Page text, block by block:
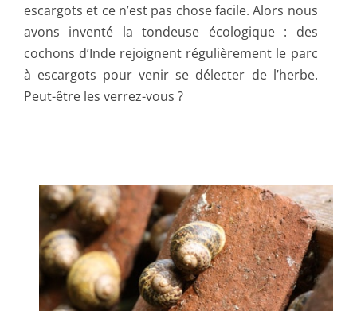
escargots et ce n’est pas chose facile. Alors nous
avons inventé la tondeuse écologique : des
cochons d’Inde rejoignent régulièrement le parc
à escargots pour venir se délecter de l’herbe.
Peut-être les verrez-vous ?